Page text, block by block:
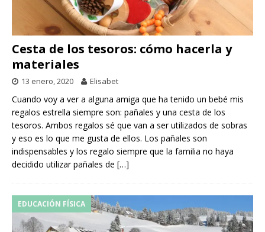
Cesta de los tesoros: cómo hacerla y
materiales
13 enero, 2020 Elisabet
Cuando voy a ver a alguna amiga que ha tenido un bebé mis
regalos estrella siempre son: pañales y una cesta de los
tesoros. Ambos regalos sé que van a ser utilizados de sobras
y eso es lo que me gusta de ellos. Los pañales son
indispensables y los regalo siempre que la familia no haya
decidido utilizar pañales de […]
EDUCACIÓN FÍSICA